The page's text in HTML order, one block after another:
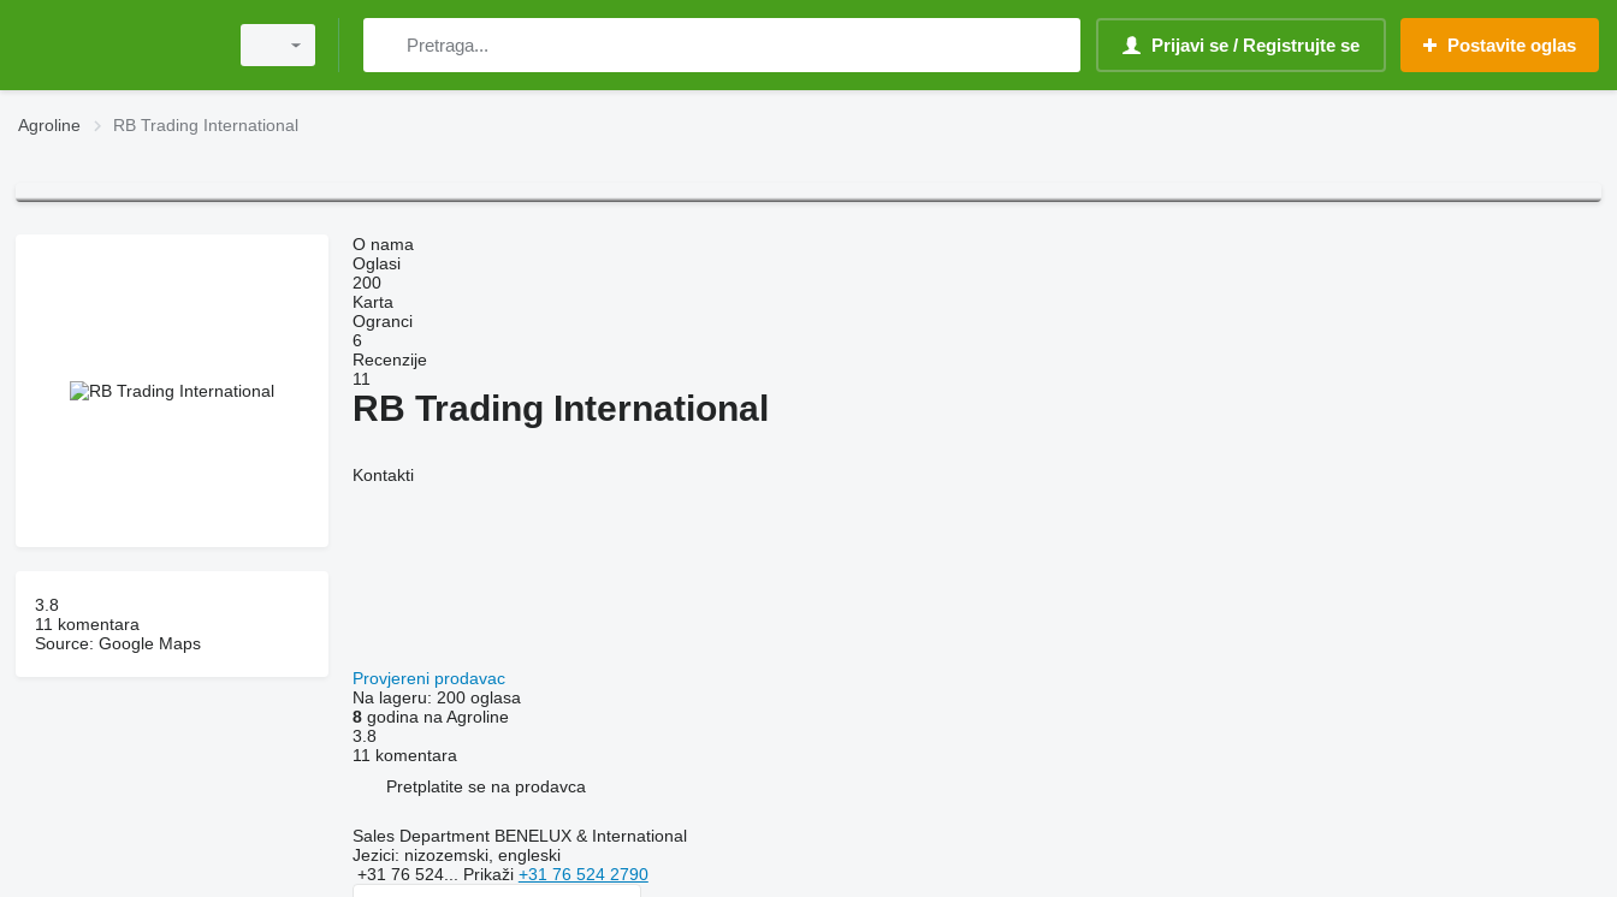
Prijavi se / Registrujte se Postavite oglas
Agroline RB Trading International
3.8
11 komentara
Source: Google Maps
O nama
Oglasi
200
Karta
Ogranci
6
Recenzije
11
RB Trading International
Kontakti
Provjereni prodavac
Na lageru: 200 oglasa
8godina na Agroline
3.8
11 komentara
Pretplatite se na prodavca
Sales Department BENELUX & International
Jezici: nizozemski, engleski
+31 76 524... Prikaži +31 76 524 2790